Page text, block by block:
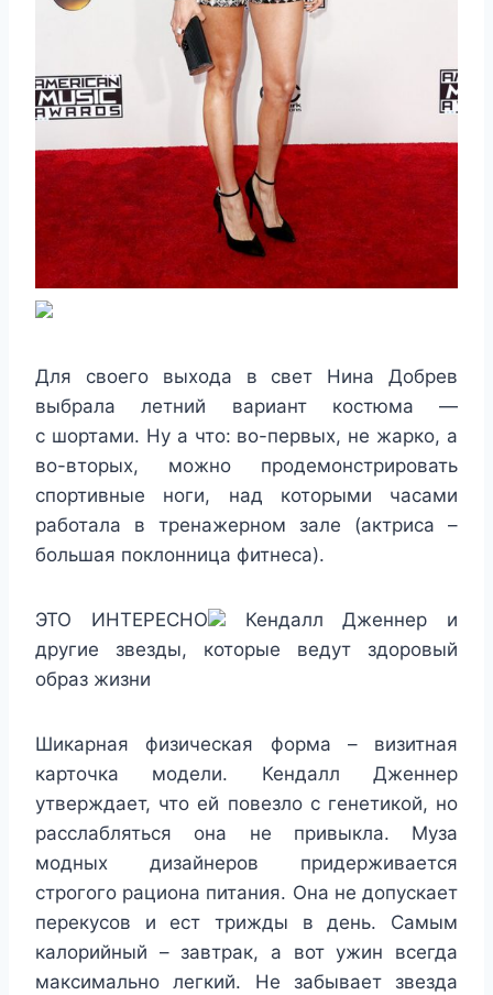
Для своего выхода в свет Нина Добрев
выбрала летний вариант костюма —
с шортами. Ну а что: во-первых, не жарко, а
во-вторых, можно продемонстрировать
спортивные ноги, над которыми часами
работала в тренажерном зале (актриса –
большая поклонница фитнеса).
ЭТО ИНТЕРЕСНО
Кендалл Дженнер и
другие звезды, которые ведут здоровый
образ жизни
Шикарная физическая форма – визитная
карточка модели. Кендалл Дженнер
утверждает, что ей повезло с генетикой, но
расслабляться она не привыкла. Муза
модных дизайнеров придерживается
строгого рациона питания. Она не допускает
перекусов и ест трижды в день. Самым
калорийный – завтрак, а вот ужин всегда
максимально легкий. Не забывает звезда